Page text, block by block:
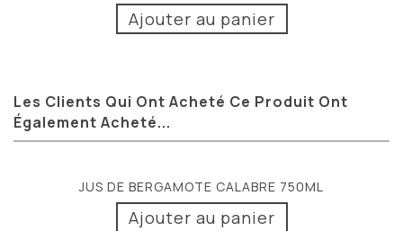
Ajouter au panier
Les Clients Qui Ont Acheté Ce Produit Ont
Également Acheté...
JUS DE BERGAMOTE CALABRE 750ML
Ajouter au panier